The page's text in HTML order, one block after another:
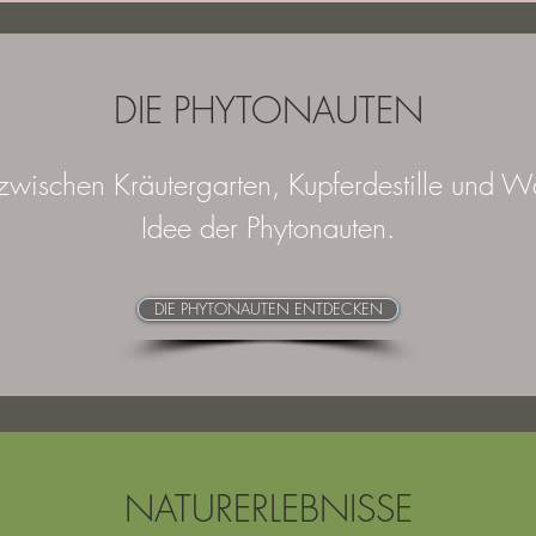
DIE PHYTONAUTEN
Kräutergarten, Kupferdestille und
Idee der Phytonauten.
DIE PHYTONAUTEN ENTDECKEN
NATURERLEBNISSE